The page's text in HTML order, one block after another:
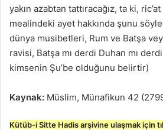
yakın azabtan tattıracağız, ta ki,
mealindeki ayet hakkında şunu
dünya musibetleri, Rum ve Batşa
ravisi, Batşa mı derdi Duhan mı
kimsenin Şu’be olduğunu belirtir)
Kaynak: Müslim, Münafikun 42
Kütüb-i Sitte Hadis arşivine ulaşmak için